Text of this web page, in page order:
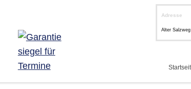
Adresse
Alter